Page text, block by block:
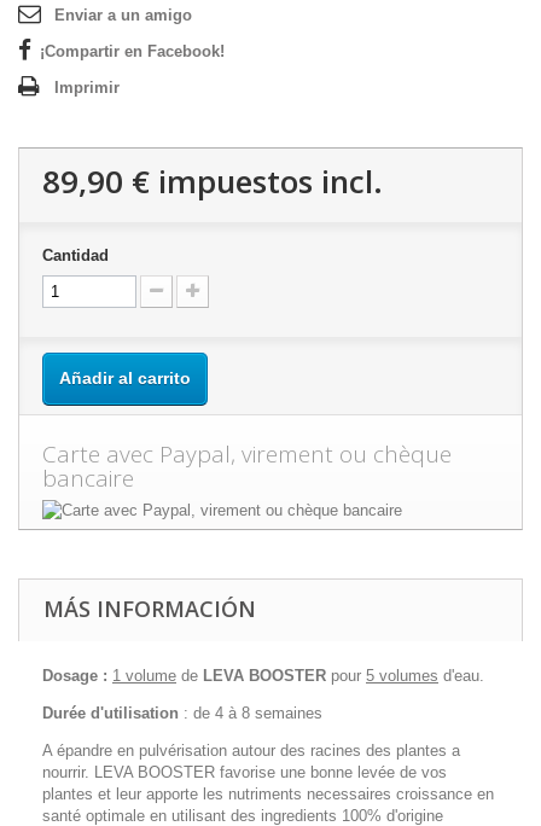
Enviar a un amigo
¡Compartir en Facebook!
Imprimir
89,90 € impuestos incl.
Cantidad
Añadir al carrito
Carte avec Paypal, virement ou chèque
bancaire
MÁS INFORMACIÓN
Dosage : 1 volume de LEVA BOOSTER pour 5 volumes d'eau.
Durée d'utilisation : de 4 à 8 semaines
A épandre en pulvérisation autour des racines des plantes a
nourrir. LEVA BOOSTER favorise une bonne levée de vos
plantes et leur apporte les nutriments necessaires croissance en
santé optimale en utilisant des ingredients 100% d'origine